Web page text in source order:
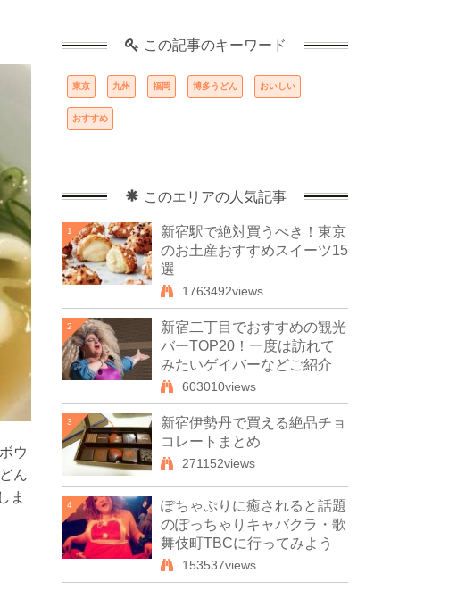
ウ
ん
ま
この記事のキーワード
東京 九州 福岡 博多うどん おいしい
おすすめ
このエリアの人気記事
1
新宿駅で絶対買うべき！東京
のお土産おすすめスイーツ15
選
1763492views
2
新宿二丁目でおすすめの観光
バーTOP20！一度は訪れて
みたいゲイバーなどご紹介
603010views
3
新宿伊勢丹で買える絶品チョ
コレートまとめ
271152views
4
ぽちゃぷりに癒されると話題
のぽっちゃりキャバクラ・歌
舞伎町TBCに行ってみよう
153537views